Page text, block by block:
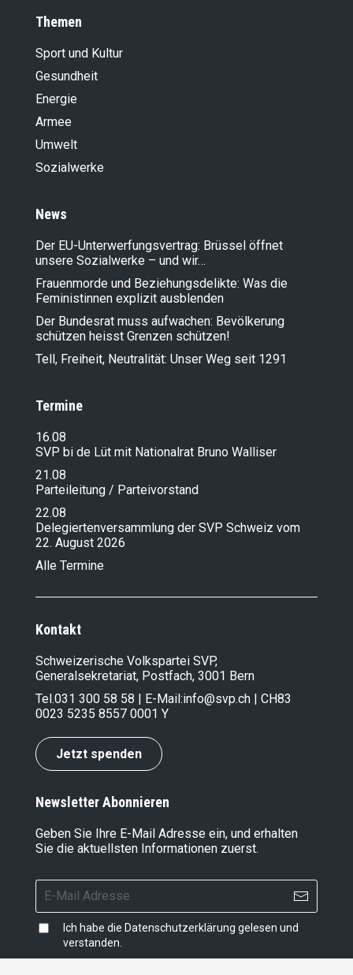
Themen
Sport und Kultur
Gesundheit
Energie
Armee
Umwelt
Sozialwerke
News
Der EU-Unterwerfungsvertrag: Brüssel öffnet
unsere Sozialwerke – und wir…
Frauenmorde und Beziehungsdelikte: Was die
Feministinnen explizit ausblenden
Der Bundesrat muss aufwachen: Bevölkerung
schützen heisst Grenzen schützen!
Tell, Freiheit, Neutralität: Unser Weg seit 1291
Termine
16.08
SVP bi de Lüt mit Nationalrat Bruno Walliser
21.08
Parteileitung / Parteivorstand
22.08
Delegiertenversammlung der SVP Schweiz vom
22. August 2026
Alle Termine
Kontakt
Schweizerische Volkspartei SVP,
Generalsekretariat, Postfach, 3001 Bern
Tel.031 300 58 58 | E-Mail:info@svp.ch | CH83
0023 5235 8557 0001 Y
Jetzt spenden
Newsletter Abonnieren
Geben Sie Ihre E-Mail Adresse ein, und erhalten
Sie die aktuellsten Informationen zuerst.
Ich habe die Datenschutzerklärung gelesen und
verstanden.